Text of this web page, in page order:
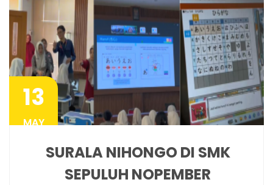
13
MAY
SURALA NIHONGO DI SMK
SEPULUH NOPEMBER